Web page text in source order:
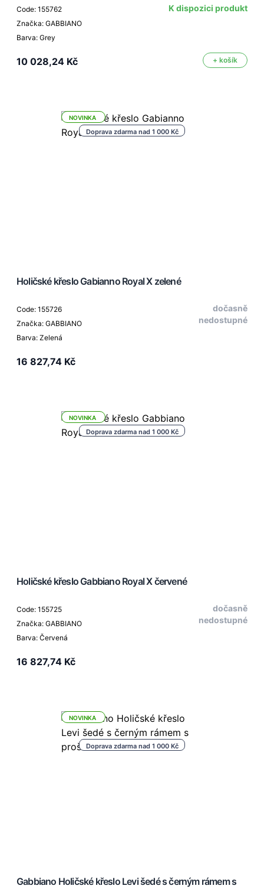
Code: 155762
Značka: GABBIANO
Barva: Grey
K dispozici produkt
10 028,24 Kč + košík
Doprava zdarma nad 1 000 Kč
NOVINKA
Holičské křeslo Gabianno Royal X zelené
Code: 155726
Značka: GABBIANO
Barva: Zelená
dočasně
nedostupné
16 827,74 Kč
Doprava zdarma nad 1 000 Kč
NOVINKA
Holičské křeslo Gabbiano Royal X červené
Code: 155725
Značka: GABBIANO
Barva: Červená
dočasně
nedostupné
16 827,74 Kč
Doprava zdarma nad 1 000 Kč
NOVINKA
Gabbiano Holičské křeslo Levi šedé s černým rámem s